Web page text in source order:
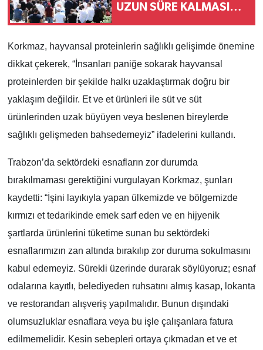
UZUN SÜRE KALMASINI
Korkmaz, hayvansal proteinlerin sağlıklı gelişimde önemine
dikkat çekerek, “İnsanları paniğe sokarak hayvansal
proteinlerden bir şekilde halkı uzaklaştırmak doğru bir
yaklaşım değildir. Et ve et ürünleri ile süt ve süt
ürünlerinden uzak büyüyen veya beslenen bireylerde
sağlıklı gelişmeden bahsedemeyiz” ifadelerini kullandı.
Trabzon’da sektördeki esnafların zor durumda
bırakılmaması gerektiğini vurgulayan Korkmaz, şunları
kaydetti: “İşini layıkıyla yapan ülkemizde ve bölgemizde
kırmızı et tedarikinde emek sarf eden ve en hijyenik
şartlarda ürünlerini tüketime sunan bu sektördeki
esnaflarımızın zan altında bırakılıp zor duruma sokulmasını
kabul edemeyiz. Sürekli üzerinde durarak söylüyoruz; esnaf
odalarına kayıtlı, belediyeden ruhsatını almış kasap, lokanta
ve restorandan alışveriş yapılmalıdır. Bunun dışındaki
olumsuzluklar esnaflara veya bu işle çalışanlara fatura
edilmemelidir. Kesin sebepleri ortaya çıkmadan et ve et